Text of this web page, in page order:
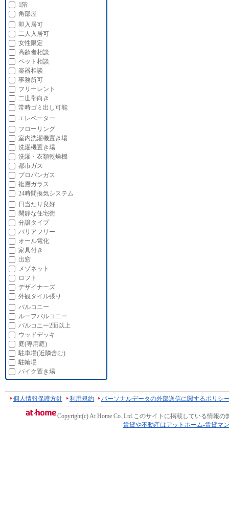
1階
角部屋
即入居可
二人入居可
女性限定
高齢者相談
ペット相談
楽器相談
事務所可
フリーレント
二世帯向き
常時ゴミ出し可能
エレベーター
フローリング
室内洗濯機置き場
洗濯機置き場
洗濯・衣類乾燥機
都市ガス
プロパンガス
複層ガラス
24時間換気システム
日当たり良好
閑静な住宅街
分譲タイプ
バリアフリー
オール電化
家具付き
出窓
メゾネット
ロフト
デザイナーズ
外観タイル張り
バルコニー
ルーフバルコニー
バルコニー2面以上
ウッドデッキ
庭(専用庭)
駐車場(近隣含む)
駐輪場
バイク置き場
個人情報保護方針 利用規約 パーソナルデータの外部送信に関するポリシ
Copyright(c) At Home Co.,Ltd.このサイトに掲載している情報の
賃貸や不動産はアットホーム-賃貸マ